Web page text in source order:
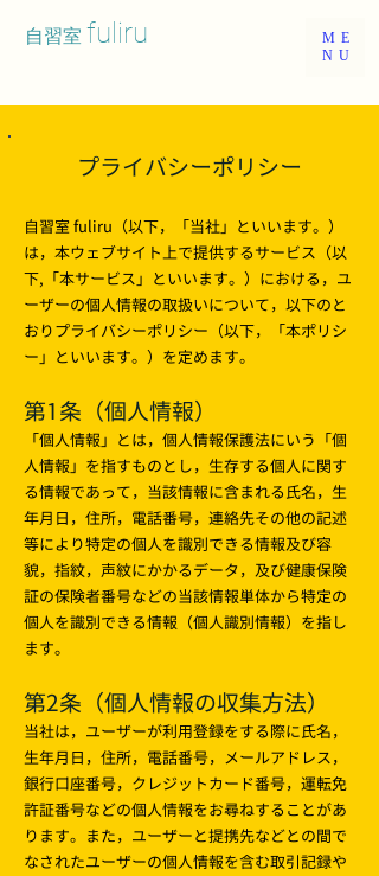
自習室 fuliru
ME
NU
プライバシーポリシー
自習室 fuliru（以下，「当社」といいます。）
は，本ウェブサイト上で提供するサービス（以
下,「本サービス」といいます。）における，ユ
ーザーの個人情報の取扱いについて，以下のと
おりプライバシーポリシー（以下，「本ポリシ
ー」といいます。）を定めます。
第1条（個人情報）
「個人情報」とは，個人情報保護法にいう「個
人情報」を指すものとし，生存する個人に関す
る情報であって，当該情報に含まれる氏名，生
年月日，住所，電話番号，連絡先その他の記述
等により特定の個人を識別できる情報及び容
貌，指紋，声紋にかかるデータ，及び健康保険
証の保険者番号などの当該情報単体から特定の
個人を識別できる情報（個人識別情報）を指し
ます。
第2条（個人情報の収集方法）
当社は，ユーザーが利用登録をする際に氏名，
生年月日，住所，電話番号，メールアドレス，
銀行口座番号，クレジットカード番号，運転免
許証番号などの個人情報をお尋ねすることがあ
ります。また，ユーザーと提携先などとの間で
なされたユーザーの個人情報を含む取引記録や